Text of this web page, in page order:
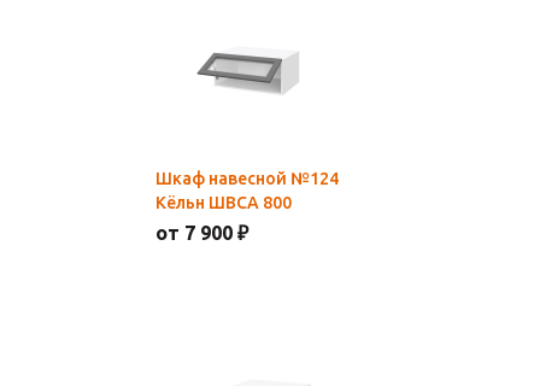
Шкаф навесной №124
Кёльн ШВCА 800
от 7 900 ₽